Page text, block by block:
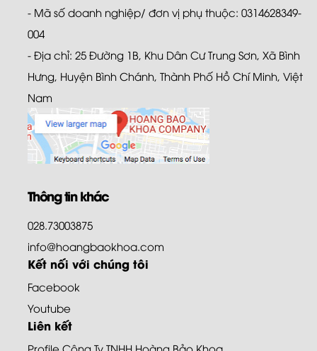
- Mã số doanh nghiệp/ đơn vị phụ thuộc: 0314628349-
004
- Địa chỉ: 25 Đường 1B, Khu Dân Cư Trung Sơn, Xã Bình
Hưng, Huyện Bình Chánh, Thành Phố Hồ Chí Minh, Việt
Nam
Thông tin khác
028.73003875
info@hoangbaokhoa.com
Kết nối với chúng tôi
Facebook
Youtube
Liên kết
Profile Công Ty TNHH Hoàng Bảo Khoa